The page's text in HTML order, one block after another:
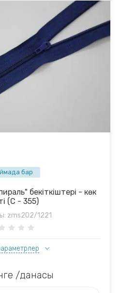
бар
бекіткіштері - көк
(С - 355)
zms202/1221
/данасы